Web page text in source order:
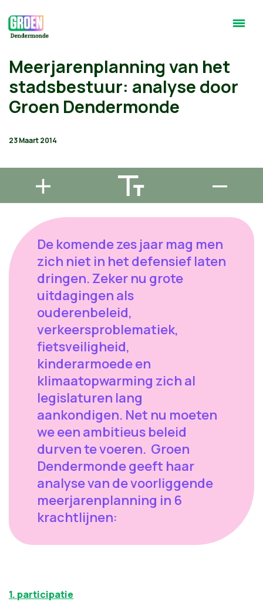
Meerjarenplanning van het
stadsbestuur: analyse door
Groen Dendermonde
23 Maart 2014
De komende zes jaar mag men
zich niet in het defensief laten
dringen. Zeker nu grote
uitdagingen als
ouderenbeleid,
verkeersproblematiek,
fietsveiligheid,
kinderarmoede en
klimaatopwarming zich al
legislaturen lang
aankondigen. Net nu moeten
we een ambitieus beleid
durven te voeren. Groen
Dendermonde geeft haar
analyse van de voorliggende
meerjarenplanning in 6
krachtlijnen:
1. participatie